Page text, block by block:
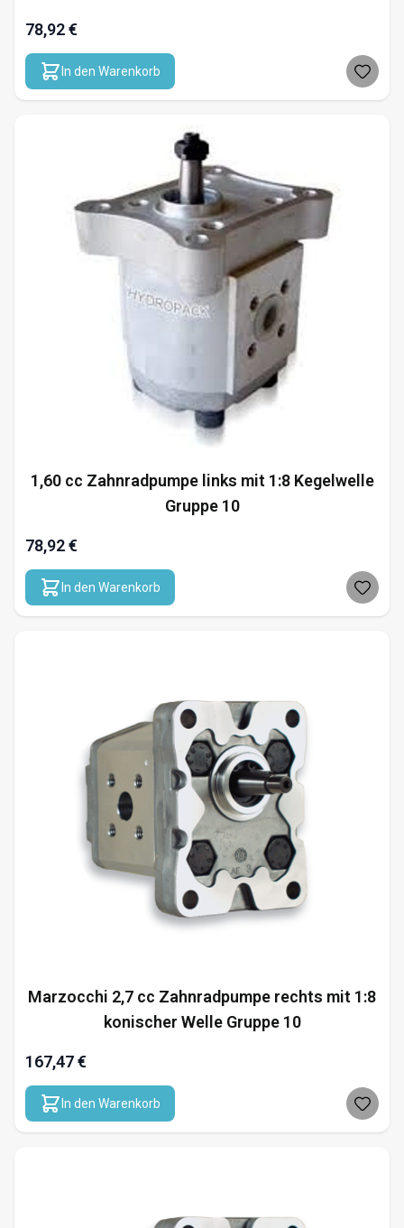
78,92 €
In den Warenkorb
1,60 cc Zahnradpumpe links mit 1:8 Kegelwelle
Gruppe 10
78,92 €
In den Warenkorb
Marzocchi 2,7 cc Zahnradpumpe rechts mit 1:8
konischer Welle Gruppe 10
167,47 €
In den Warenkorb